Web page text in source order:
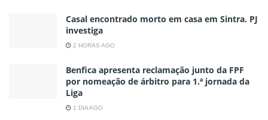
Casal encontrado morto em casa em Sintra. PJ
investiga
2 HORAS AGO
Benfica apresenta reclamação junto da FPF
por nomeação de árbitro para 1.ª jornada da
Liga
1 DIA AGO